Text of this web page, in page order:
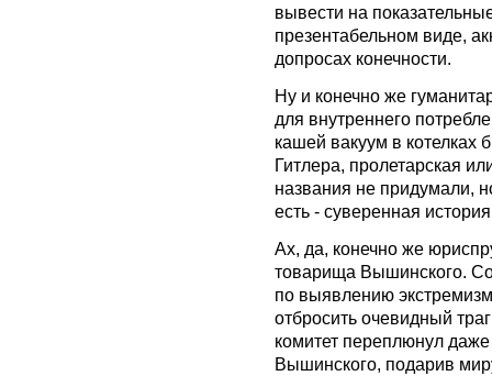
вывести на
презентабельном виде,
допросах конечности.
Ну и конечно же
для внутреннего
кашей вакуум в котелках
Гитлера, пролетарская
названия не придумали,
есть - суверенная
Ах, да, конечно же
товарища Вышинского.
по выявлению
отбросить очевидный
комитет переплюнул
Вышинского, подарив